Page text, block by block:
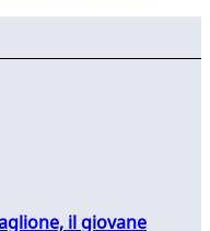
il giovane